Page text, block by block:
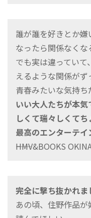
誰が誰を好きとか
なったら関係なくな
でも実は違ってい
えるような関係がず
青春みたいな気持ち
いい大人たちが本
しくて瑞々しくてち
最高のエンターテイ
――HMV&BOOKS
完全に撃ち抜かれま
あの頃、住野作品